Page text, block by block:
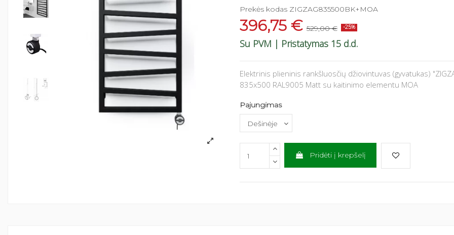
Prekės kodas ZIGZAG835500BK+MOA
396,75 € 529,00 € -25%
Su PVM | Pristatymas 15 d.d.
Elektrinis plieninis rankšluosčių džiovintuvas (gyvatukas)
835x500 RAL9005 Matt su kaitinimo elementu MOA
Pajungimas
Pridėti į krepšelį